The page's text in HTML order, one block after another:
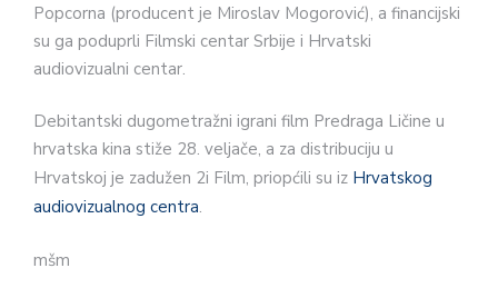
Popcorna (producent je Miroslav Mogorović), a financijski
su ga poduprli Filmski centar Srbije i Hrvatski
audiovizualni centar.
Debitantski dugometražni igrani film Predraga Ličine u
hrvatska kina stiže 28. veljače, a za distribuciju u
Hrvatskoj je zadužen 2i Film, priopćili su iz Hrvatskog
audiovizualnog centra.
mšm